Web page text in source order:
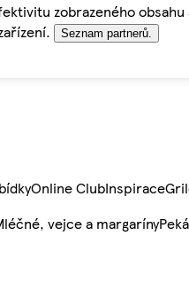
zobrazeného
Seznam partnerů.
Online ClubInspirace
vejce a margaríny